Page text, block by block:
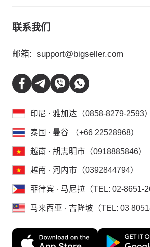
联系我们
邮箱: support@bigseller.com
印尼 · 雅加达（0858-8279-2593）
泰国 · 曼谷 （+66 22528968）
越南 · 胡志明市（0918885846）
越南 · 河内市（0392844794）
菲律宾 · 马尼拉（TEL: 02-8651-
马来西亚 · 吉隆坡（TEL: 03